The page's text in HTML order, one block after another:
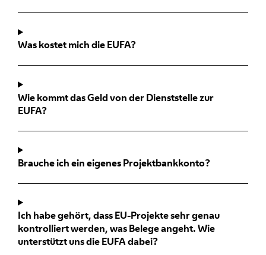
Was kostet mich die EUFA?
Wie kommt das Geld von der Dienststelle zur
EUFA?
Brauche ich ein eigenes Projektbankkonto?
Ich habe gehört, dass EU-Projekte sehr genau
kontrolliert werden, was Belege angeht. Wie
unterstützt uns die EUFA dabei?